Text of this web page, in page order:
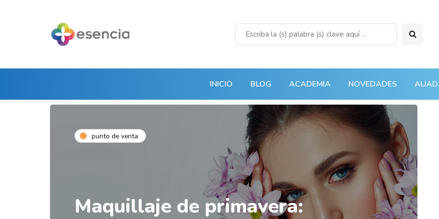
INICIO BLOG ACADEMIA NOVEDADES
punto de venta
Maquillaje de primavera: